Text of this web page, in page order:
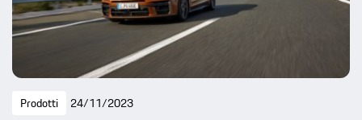
Prodotti 24/11/2023